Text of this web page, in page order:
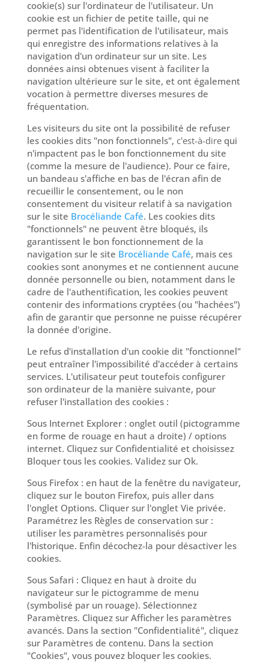
cookie(s) sur l'ordinateur de l'utilisateur. Un
cookie est un fichier de petite taille, qui ne
permet pas l'identification de l'utilisateur, mais
qui enregistre des informations relatives à la
navigation d'un ordinateur sur un site. Les
données ainsi obtenues visent à faciliter la
navigation ultérieure sur le site, et ont également
vocation à permettre diverses mesures de
fréquentation.
Les visiteurs du site ont la possibilité de refuser
les cookies dits "non fonctionnels", c'est-à-direqui
n'impactent pas le bon fonctionnement du site
(comme la mesure de l'audience). Pour ce faire,
un bandeau s'affiche en bas de l'écran afin de
recueillir le consentement, ou le non
consentement du visiteur relatif à sa navigation
sur le site Brocéliande Café. Les cookies dits
"fonctionnels" ne peuvent être bloqués, ils
garantissent le bon fonctionnement de la
navigation sur le site Brocéliande Café, mais ces
cookies sont anonymes et ne contiennent aucune
donnée personnelle ou bien, notamment dans le
cadre de l'authentification, les cookies peuvent
contenir des informations cryptées (ou "hachées")
afin de garantir que personne ne puisse récupérer
la donnée d'origine.
Le refus d'installation d'un cookie dit "fonctionnel"
peut entraîner l'impossibilité d'accéder à certains
services. L'utilisateur peut toutefois configurer
son ordinateur de la manière suivante, pour
refuser l'installation des cookies :
Sous Internet Explorer : onglet outil (pictogramme
en forme de rouage en haut a droite) / options
internet. Cliquez sur Confidentialité et choisissez
Bloquer tous les cookies. Validez sur Ok.
Sous Firefox : en haut de la fenêtre du navigateur,
cliquez sur le bouton Firefox, puis aller dans
l'onglet Options. Cliquer sur l'onglet Vie privée.
Paramétrez les Règles de conservation sur :
utiliser les paramètres personnalisés pour
l'historique. Enfin décochez-la pour désactiver les
cookies.
Sous Safari : Cliquez en haut à droite du
navigateur sur le pictogramme de menu
(symbolisé par un rouage). Sélectionnez
Paramètres. Cliquez sur Afficher les paramètres
avancés. Dans la section "Confidentialité", cliquez
sur Paramètres de contenu. Dans la section
"Cookies", vous pouvez bloquer les cookies.